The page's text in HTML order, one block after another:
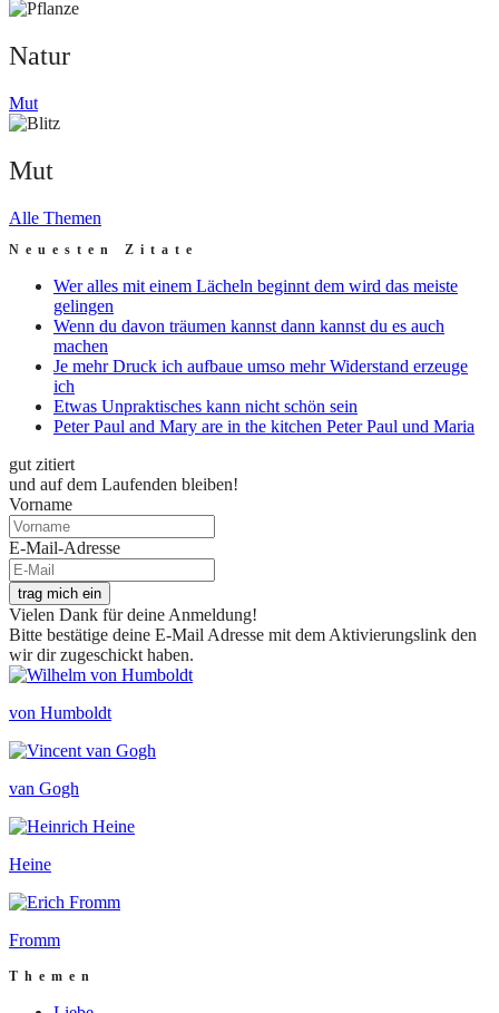
Natur
Mut
Mut
Alle Themen
Neuesten Zitate
Wer alles mit einem Lächeln beginnt dem wird das meiste
gelingen
Wenn du davon träumen kannst dann kannst du es auch
machen
Je mehr Druck ich aufbaue umso mehr Widerstand erzeuge
ich
Etwas Unpraktisches kann nicht schön sein
Peter Paul and Mary are in the kitchen Peter Paul und Maria
gut zitiert
und auf dem Laufenden bleiben!
Vorname
E-Mail-Adresse
trag mich ein
Vielen Dank für deine Anmeldung!
Bitte bestätige deine E-Mail Adresse mit dem Aktivierungslink den
wir dir zugeschickt haben.
von Humboldt
van Gogh
Heine
Fromm
Themen